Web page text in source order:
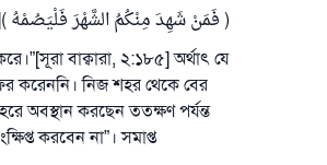
( فَمَنْ شَهِدَ مِنْكُمُ الشَّهْرَ فَلْيَصُمْهُ )[2 البقرة :
বাক্বারা, ২:১৮৫] অর্থাৎ যে
অবস্থান করছেন ততক্ষণ পর্যন্ত
করবেন না”। সমাপ্ত